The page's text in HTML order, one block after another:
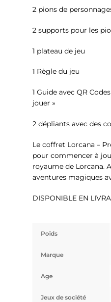
2 pions de
2 supports pour les
1 plateau de jeu
1 Règle du jeu
1 Guide avec QR
jouer »
2 dépliants avec des
Le coffret Lorcana –
pour commencer à
royaume de Lorcana.
aventures magiques
DISPONIBLE EN
Poids
Marque
Age
Jeux de société